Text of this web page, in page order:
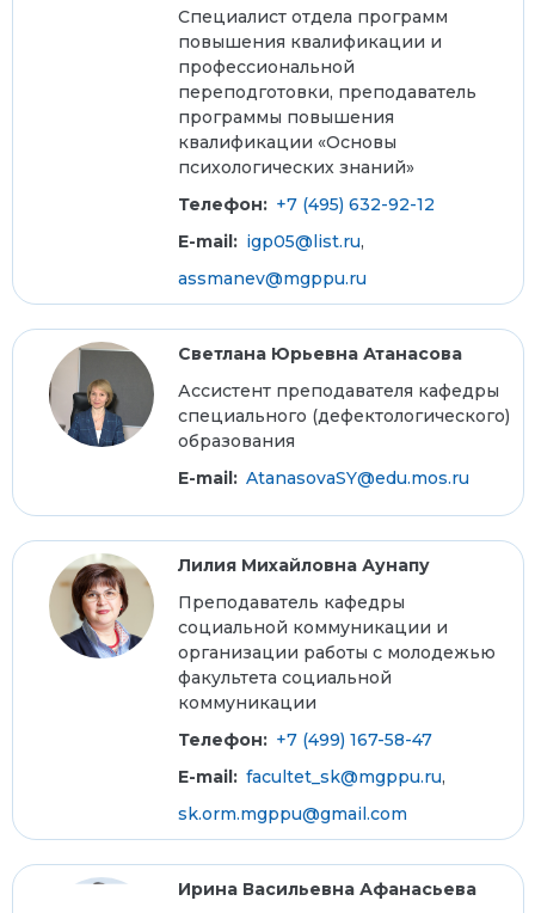
Специалист отдела программ
повышения квалификации и
профессиональной
переподготовки, преподаватель
программы повышения
квалификации «Основы
психологических знаний»
Телефон: +7 (495) 632-92-12
E-mail: igp05@list.ru,
assmanev@mgppu.ru
Светлана Юрьевна Атанасова
Ассистент преподавателя кафедры
специального (дефектологического)
образования
E-mail: AtanasovaSY@edu.mos.ru
Лилия Михайловна Аунапу
Преподаватель кафедры
социальной коммуникации и
организации работы с молодежью
факультета социальной
коммуникации
Телефон: +7 (499) 167-58-47
E-mail: facultet_sk@mgppu.ru,
sk.orm.mgppu@gmail.com
Ирина Васильевна Афанасьева